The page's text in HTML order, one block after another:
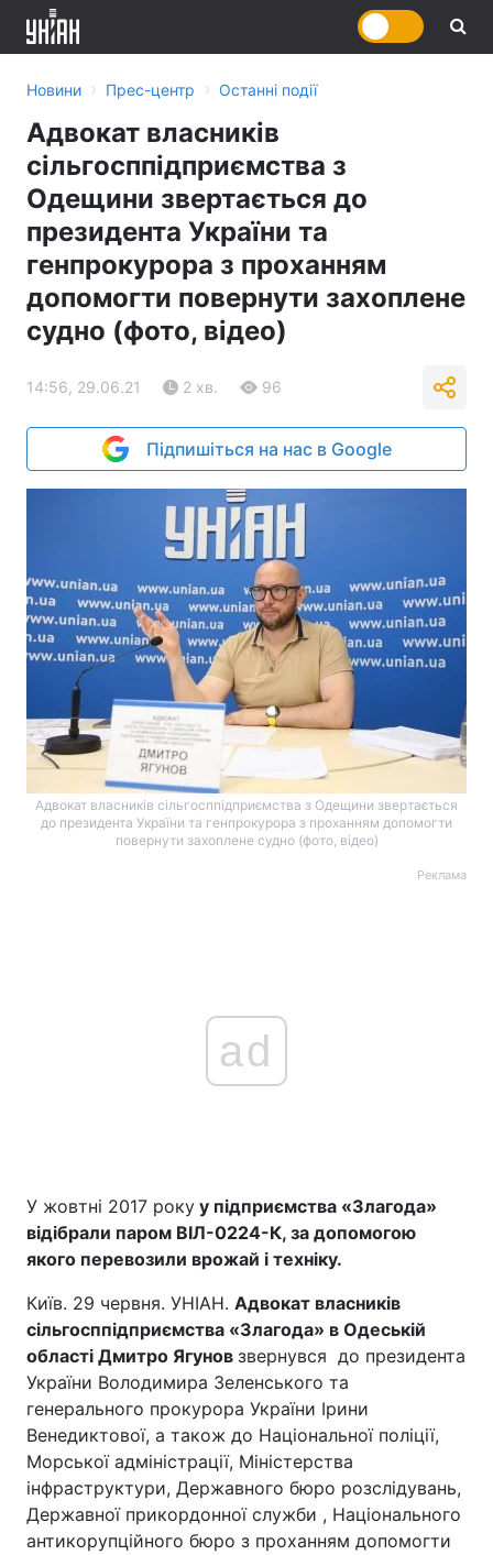
Війна
Спорт Наука
Техно і зв'язок
Зброя Інциденти
Здоров'я Туризм
Цікавинки Погода
Екологія Регіони
Лонгріди
Новини › Прес-центр › Останні події
Адвокат власників
сільгосппідприємства з
Одещини звертається до
президента України та
генпрокурора з проханням
допомогти повернути захоплене
судно (фото, відео)
14:56, 29.06.21 2 хв. 96
Підпишіться на нас в Google
Адвокат власників сільгосппідприємства з Одещини звертається
до президента України та генпрокурора з проханням допомогти
повернути захоплене судно (фото, відео)
Реклама
ad
У жовтні 2017 року у підприємства «Злагода»
відібрали паром ВІЛ-0224-К, за допомогою
якого перевозили врожай і техніку.
Київ. 29 червня. УНІАН. Адвокат власників
сільгосппідприємства «Злагода» в Одеській
області Дмитро Ягунов звернувся до президента
України Володимира Зеленського та
генерального прокурора України Ірини
Венедиктової, а також до Національної поліції,
Морської адміністрації, Міністерства
інфраструктури, Державного бюро розслідувань,
Державної прикордонної служби , Національного
антикорупційного бюро з проханням допомогти